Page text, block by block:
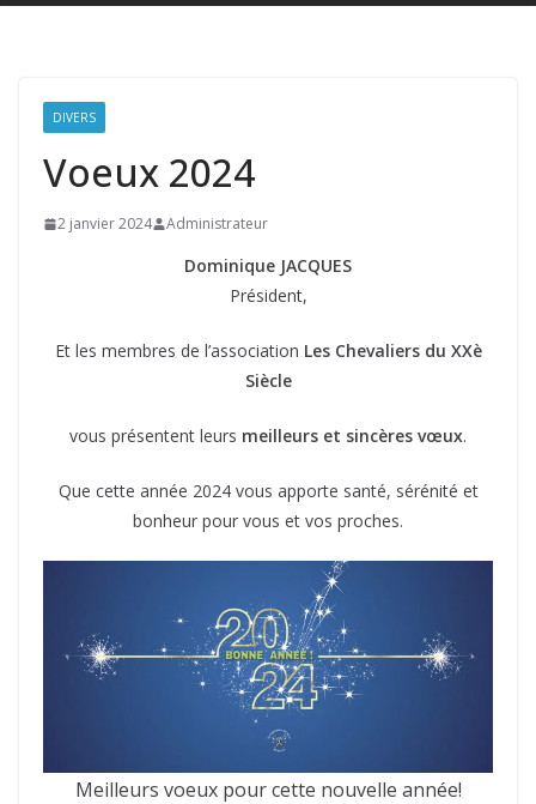
DIVERS
Voeux 2024
2 janvier 2024 Administrateur
Dominique JACQUES
Président,
Et les membres de l’association Les Chevaliers du XXè
Siècle
vous présentent leurs meilleurs et sincères vœux.
Que cette année 2024 vous apporte santé, sérénité et
bonheur pour vous et vos proches.
Meilleurs voeux pour cette nouvelle année!